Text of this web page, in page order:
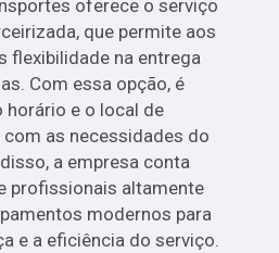
oferece o serviço
que permite aos
flexibilidade na entrega
Com essa opção, é
horário e o local de
as necessidades do
a empresa conta
profissionais altamente
modernos para
e a eficiência do serviço.